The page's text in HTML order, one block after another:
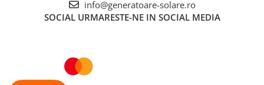
Protecție la inversarea polarității
Protecție la supraîncălzire
info@generatoare-solare.ro
SOCIAL URMARESTE-NE IN SOCIAL MEDIA